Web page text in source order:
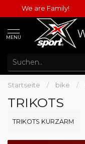
We are Family!
MENU
Startseite / bike /
TRIKOTS
TRIKOTS KURZARM